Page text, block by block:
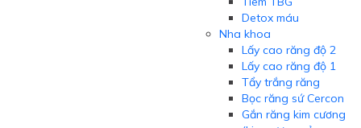
Detox máu
Nha khoa
Lấy cao răng độ 2
Lấy cao răng độ 1
Tẩy trắng răng
Bọc răng sứ Cercon
Gắn răng kim cương